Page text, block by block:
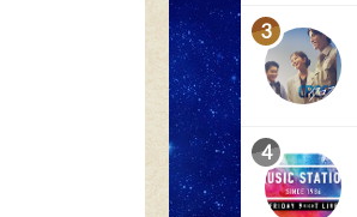
午後
午後
3
4